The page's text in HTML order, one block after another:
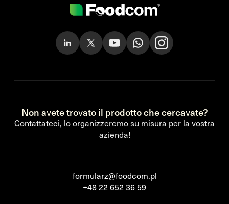
Non avete trovato il prodotto che cercavate?
Contattateci, lo organizzeremo su misura per la vostra
azienda!
formularz@foodcom.pl
+48 22 652 36 59